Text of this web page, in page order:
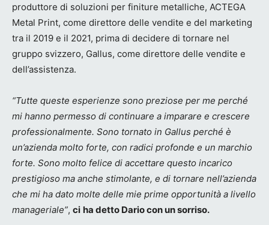
produttore di soluzioni per finiture metalliche, ACTEGA
Metal Print, come direttore delle vendite e del marketing
tra il 2019 e il 2021, prima di decidere di tornare nel
gruppo svizzero, Gallus, come direttore delle vendite e
dell’assistenza.
“Tutte queste esperienze sono preziose per me perché
mi hanno permesso di continuare a imparare e crescere
professionalmente. Sono tornato in Gallus perché è
un’azienda molto forte, con radici profonde e un marchio
forte. Sono molto felice di accettare questo incarico
prestigioso ma anche stimolante, e di tornare nell’azienda
che mi ha dato molte delle mie prime opportunità a livello
manageriale”, ci ha detto Dario con un sorriso.